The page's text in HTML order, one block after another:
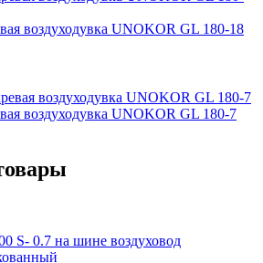
воздуходувка UNOKOR GL 180-18
воздуходувка UNOKOR GL 180-7